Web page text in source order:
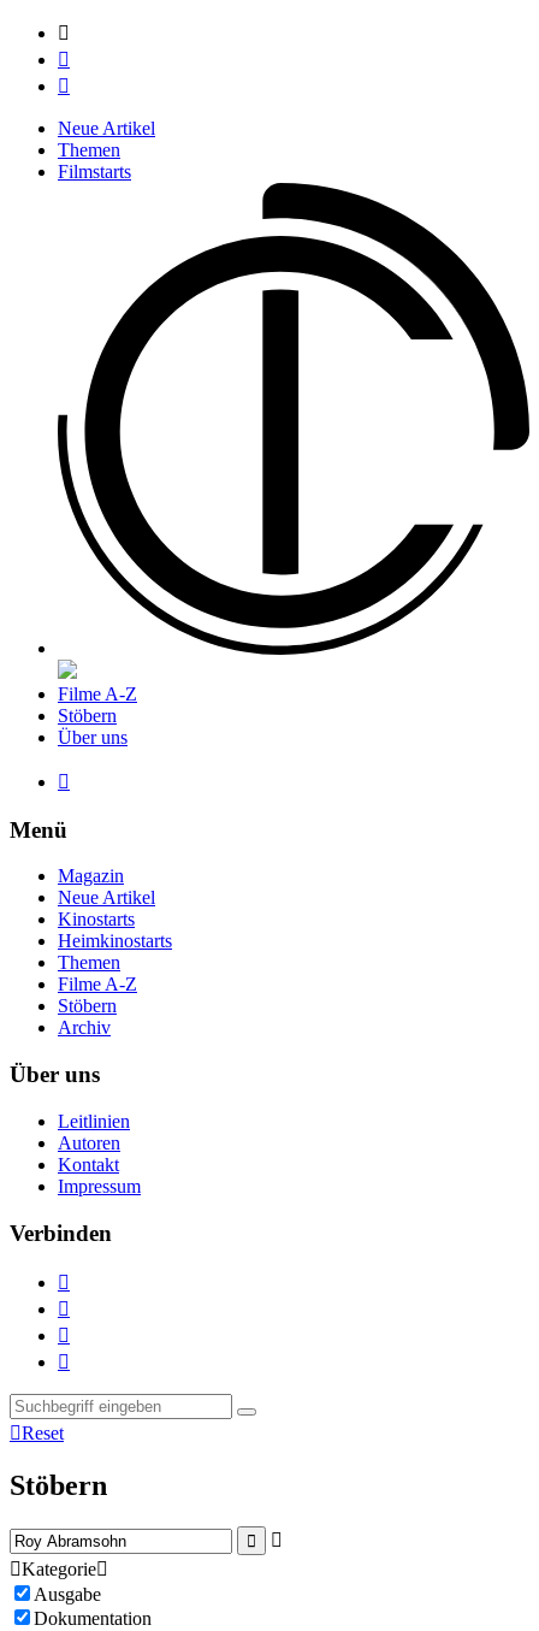



Neue Artikel
Themen
Filmstarts
Filme A-Z
Stöbern
Über uns

Menü
Magazin
Neue Artikel
Kinostarts
Heimkinostarts
Themen
Filme A-Z
Stöbern
Archiv
Über uns
Leitlinien
Autoren
Kontakt
Impressum
Verbinden




Reset
Stöbern


Kategorie
Ausgabe
Dokumentation